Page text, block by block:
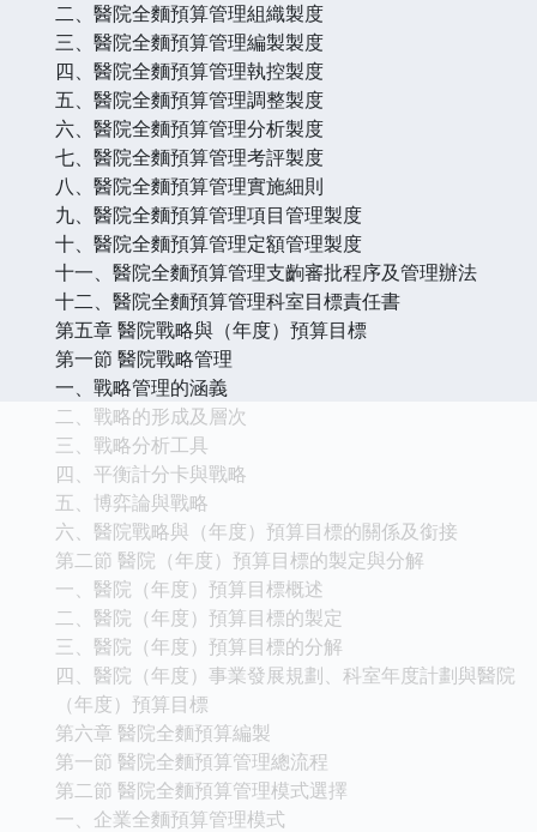
二、醫院全麵預算管理組織製度
三、醫院全麵預算管理編製製度
四、醫院全麵預算管理執控製度
五、醫院全麵預算管理調整製度
六、醫院全麵預算管理分析製度
七、醫院全麵預算管理考評製度
八、醫院全麵預算管理實施細則
九、醫院全麵預算管理項目管理製度
十、醫院全麵預算管理定額管理製度
十一、醫院全麵預算管理支齣審批程序及管理辦法
十二、醫院全麵預算管理科室目標責任書
第五章 醫院戰略與（年度）預算目標
第一節 醫院戰略管理
一、戰略管理的涵義
二、戰略的形成及層次
三、戰略分析工具
四、平衡計分卡與戰略
五、博弈論與戰略
六、醫院戰略與（年度）預算目標的關係及銜接
第二節 醫院（年度）預算目標的製定與分解
一、醫院（年度）預算目標概述
二、醫院（年度）預算目標的製定
三、醫院（年度）預算目標的分解
四、醫院（年度）事業發展規劃、科室年度計劃與醫院
（年度）預算目標
第六章 醫院全麵預算編製
第一節 醫院全麵預算管理總流程
第二節 醫院全麵預算管理模式選擇
一、企業全麵預算管理模式